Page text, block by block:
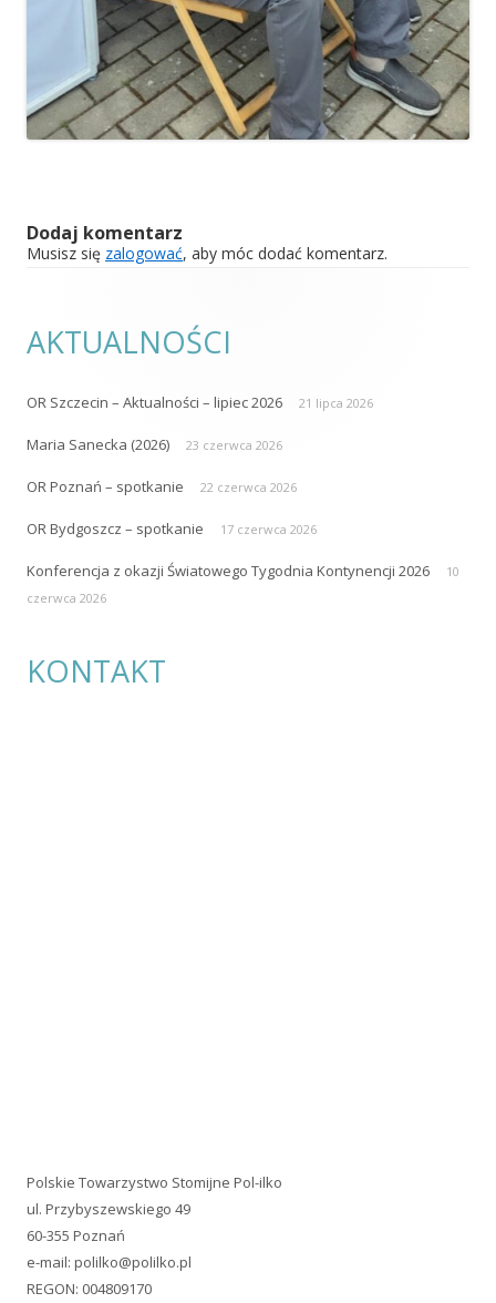
Dodaj komentarz
Musisz się zalogować, aby móc dodać komentarz.
AKTUALNOŚCI
OR Szczecin – Aktualności – lipiec 2026 21 lipca 2026
Maria Sanecka (2026) 23 czerwca 2026
OR Poznań – spotkanie 22 czerwca 2026
OR Bydgoszcz – spotkanie 17 czerwca 2026
Konferencja z okazji Światowego Tygodnia Kontynencji 2026
10
czerwca 2026
KONTAKT